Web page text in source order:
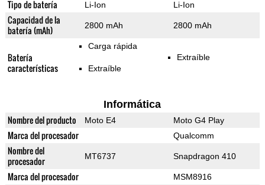
Tipo de batería Li-Ion Li-Ion
Capacidad de la
batería (mAh)
2800 mAh 2800 mAh
Batería
características
Carga rápida
Extraíble
Extraíble
Informática
Nombre del producto Moto E4 Moto G4 Play
Marca del procesador Qualcomm
Nombre del
procesador
MT6737 Snapdragon 410
Marca del procesador MSM8916